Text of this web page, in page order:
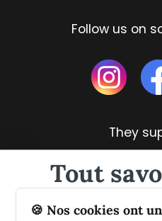
Follow us on
They
🍪 Nos cookies ont
Tout
épices et